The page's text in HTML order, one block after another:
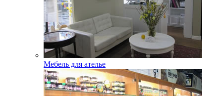
Мебель для ателье